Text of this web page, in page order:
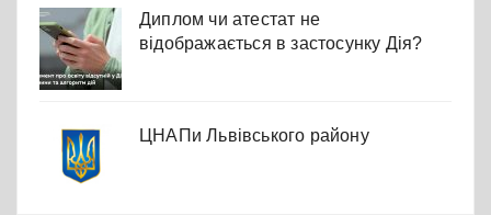
Диплом чи атестат не
відображається в застосунку Дія?
ЦНАПи Львівського району